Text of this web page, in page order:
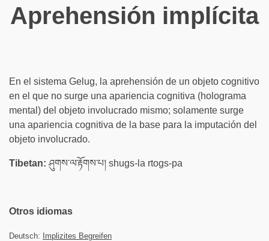
Aprehensión implícita
En el sistema Gelug, la aprehensión de un objeto cognitivo
en el que no surge una apariencia cognitiva (holograma
mental) del objeto involucrado mismo; solamente surge
una apariencia cognitiva de la base para la imputación del
objeto involucrado.
Tibetan: ཤུགས་ལ་རྟོགས་པ། shugs-la rtogs-pa
Otros idiomas
Deutsch:
Implizites Begreifen